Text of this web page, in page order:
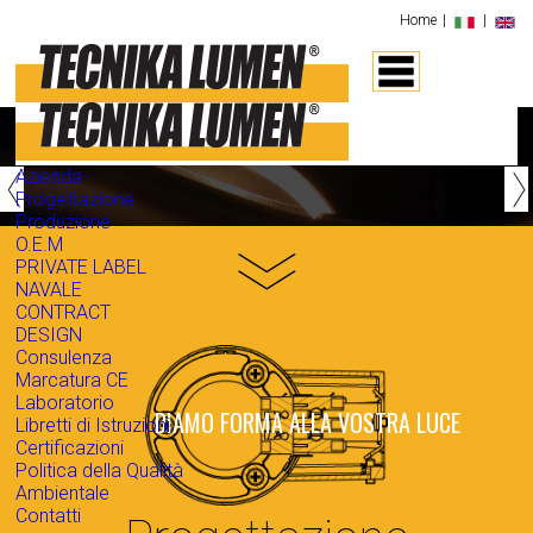
Home
Azienda
Progettazione
Produzione
O.E.M
PRIVATE LABEL
NAVALE
CONTRACT
DESIGN
Consulenza
Marcatura CE
Laboratorio
Libretti di Istruzioni
Certificazioni
Politica della Qualità
Ambientale
Contatti
WE MAKE YOUR OWN LIGHTING
DIAMO FORMA ALLA VOSTRA LUCE
‹ ›
»